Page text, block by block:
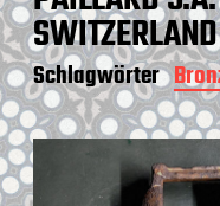
SWITZERLAND
Schlagwörter